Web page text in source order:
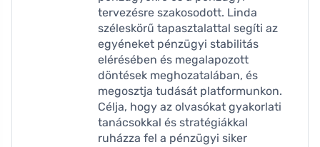
tervezésre szakosodott. Linda
széleskörű tapasztalattal segíti az
egyéneket pénzügyi stabilitás
elérésében és megalapozott
döntések meghozatalában, és
megosztja tudását platformunkon.
Célja, hogy az olvasókat gyakorlati
tanácsokkal és stratégiákkal
ruházza fel a pénzügyi siker